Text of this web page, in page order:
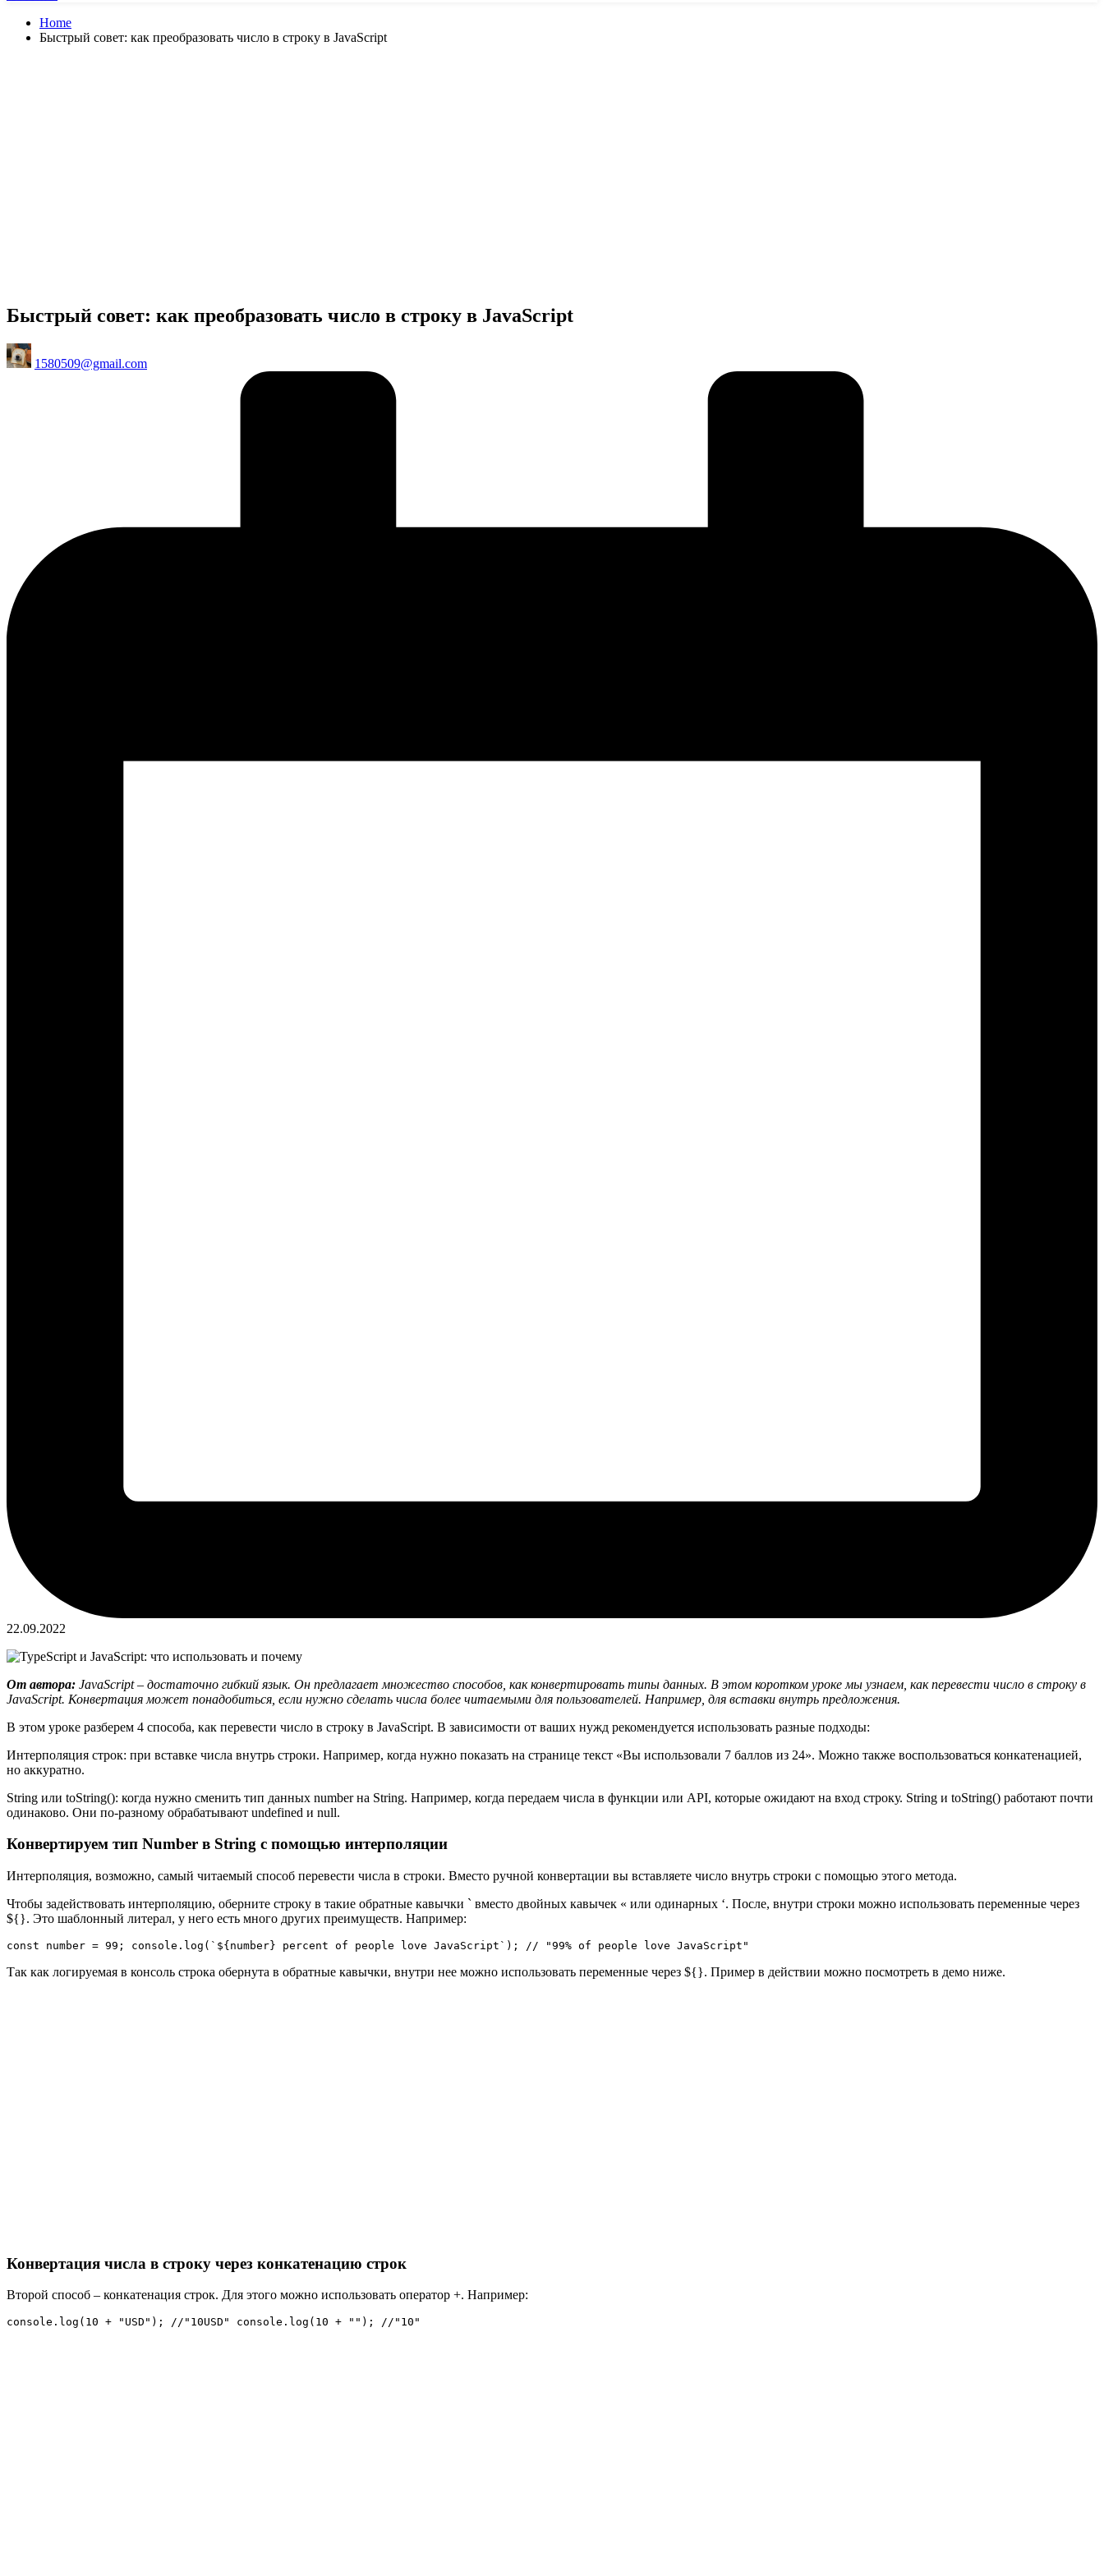
Home
Быстрый совет: как преобразовать число в строку в JavaScript
Быстрый совет: как преобразовать число в строку в JavaScript
Posted
by
1580509@gmail.com
22.09.2022
От автора: JavaScript – достаточно гибкий язык. Он предлагает множество способов, как конвертировать типы данных. В этом коротком уроке мы узнаем, как перевести число в строку в
JavaScript. Конвертация может понадобиться, если нужно сделать числа более читаемыми для пользователей. Например, для вставки внутрь предложения.
В этом уроке разберем 4 способа, как перевести число в строку в JavaScript. В зависимости от ваших нужд рекомендуется использовать разные подходы:
Интерполяция строк: при вставке числа внутрь строки. Например, когда нужно показать на странице текст «Вы использовали 7 баллов из 24». Можно также воспользоваться конкатенацией,
но аккуратно.
String или toString(): когда нужно сменить тип данных number на String. Например, когда передаем числа в функции или API, которые ожидают на вход строку. String и toString() работают почти
одинаково. Они по-разному обрабатывают undefined и null.
Конвертируем тип Number в String с помощью интерполяции
Интерполяция, возможно, самый читаемый способ перевести числа в строки. Вместо ручной конвертации вы вставляете число внутрь строки с помощью этого метода.
Чтобы задействовать интерполяцию, оберните строку в такие обратные кавычки ` вместо двойных кавычек « или одинарных ‘. После, внутри строки можно использовать переменные через
${}. Это шаблонный литерал, у него есть много других преимуществ. Например:
const number = 99; console.log(`${number} percent of people love JavaScript`); // "99% of people love JavaScript"
Так как логируемая в консоль строка обернута в обратные кавычки, внутри нее можно использовать переменные через ${}. Пример в действии можно посмотреть в демо ниже.
Конвертация числа в строку через конкатенацию строк
Второй способ – конкатенация строк. Для этого можно использовать оператор +. Например:
console.log(10 + "USD"); //"10USD" console.log(10 + ""); //"10"